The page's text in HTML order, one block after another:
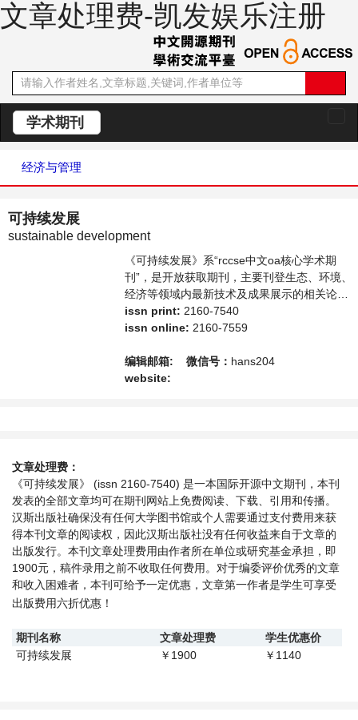
文章处理费-凯发娱乐注册
学术期刊
换
经济与管理
可持续发展
sustainable development
《可持续发展》系“rccse中文oa核心学术期
刊”，是开放获取期刊，主要刊登生态、环境、
经济等领域内最新技术及成果展示的相关论
文。本刊支持思想创新、学术创新，倡导科
学，繁荣学术，集学术性、思想性为一体，旨
供一个传播、分享和讨论该领域内不同方向问
题与发展的交流平台。
issn print: 2160-7540
issn online: 2160-7559
编辑邮箱: 微信号： hans204
website:
文章处理费：
《可持续发展》 (issn 2160-7540) 是一本国际开源中文期刊，本刊
发表的全部文章均可在期刊网站上免费阅读、下载、引用和传播。
汉斯出版社确保没有任何大学图书馆或个人需要通过支付费用来获
得本刊文章的阅读权，因此汉斯出版社没有任何收益来自于文章的
出版发行。本刊文章处理费用由作者所在单位或研究基金承担，即
1900元 ，稿件录用之前不收取任何费用 。对于编委评价优秀的文章
和收入困难者，本刊可给予一定优惠，文章第一作者是学生可享受
出版费用六折优惠！
期刊名称 文章处理费
学生优惠价
可持续发展
￥ 1900 ￥ 1140